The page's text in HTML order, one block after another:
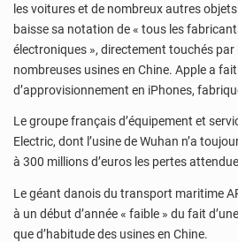
les voitures et de nombreux autres
baisse sa notation de « tous les
électroniques », directement touchés par
nombreuses usines en Chine. Apple a
d’approvisionnement en iPhones,
Le groupe français d’équipement et
Electric, dont l’usine de Wuhan n’a
à 300 millions d’euros les pertes
Le géant danois du transport maritime
à un début d’année « faible » du fait
que d’habitude des usines en Chine.